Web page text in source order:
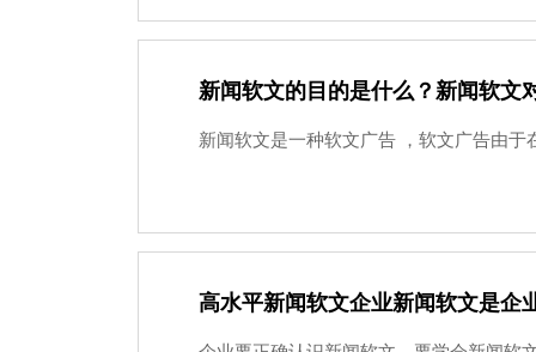
新闻软文的目的是什么？新闻软文
新闻软文是一种软文广告 ，软文广告由
高水平新闻软文企业新闻软文是企